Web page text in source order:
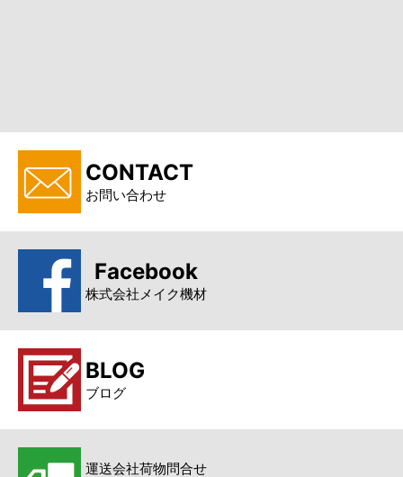
CONTACT
お問い合わせ
Facebook
株式会社メイク機材
BLOG
ブログ
運送会社荷物問合せ